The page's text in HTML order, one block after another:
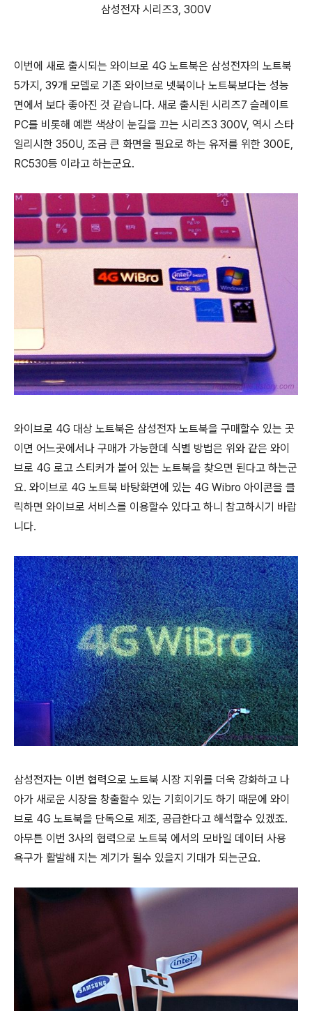
삼성전자 시리즈3, 300V
이번에 새로 출시되는 와이브로 4G 노트북은 삼성전자의 노트북
5가지, 39개 모델로 기존 와이브로 넷북이나 노트북보다는 성능
면에서 보다 좋아진 것 같습니다. 새로 출시된 시리즈7 슬레이트
PC를 비롯해 예쁜 색상이 눈길을 끄는 시리즈3 300V, 역시 스타
일리시한 350U, 조금 큰 화면을 필요로 하는 유저를 위한 300E,
RC530등 이라고 하는군요.
와이브로 4G 대상 노트북은 삼성전자 노트북을 구매할수 있는 곳
이면 어느곳에서나 구매가 가능한데 식별 방법은 위와 같은 와이
브로 4G 로고 스티커가 붙어 있는 노트북을 찾으면 된다고 하는군
요. 와이브로 4G 노트북 바탕화면에 있는 4G Wibro 아이콘을 클
릭하면 와이브로 서비스를 이용할수 있다고 하니 참고하시기 바랍
니다.
삼성전자는 이번 협력으로 노트북 시장 지위를 더욱 강화하고 나
아가 새로운 시장을 창출할수 있는 기회이기도 하기 때문에 와이
브로 4G 노트북을 단독으로 제조, 공급한다고 해석할수 있겠죠.
아무튼 이번 3사의 협력으로 노트북 에서의 모바일 데이터 사용
욕구가 활발해 지는 계기가 될수 있을지 기대가 되는군요.